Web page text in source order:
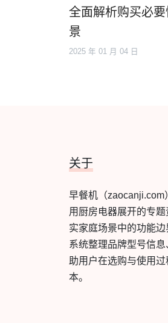
全面解析购买必
景
2025 年 01 月 04 日
关于
早餐机（zaocanji.com
用厨房电器展开的专
实家庭场景中的功能边
系统整理品牌型号信
助用户在选购与使用
本。